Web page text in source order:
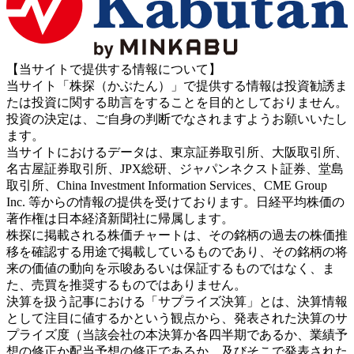
【当サイトで提供する情報について】
当サイト「株探（かぶたん）」で提供する情報は投資勧誘ま
たは投資に関する助言をすることを目的としておりません。
投資の決定は、ご自身の判断でなされますようお願いいたし
ます。
当サイトにおけるデータは、東京証券取引所、大阪取引所、
名古屋証券取引所、JPX総研、ジャパンネクスト証券、堂島
取引所、China Investment Information Services、CME Group
Inc. 等からの情報の提供を受けております。日経平均株価の
著作権は日本経済新聞社に帰属します。
株探に掲載される株価チャートは、その銘柄の過去の株価推
移を確認する用途で掲載しているものであり、その銘柄の将
来の価値の動向を示唆あるいは保証するものではなく、ま
た、売買を推奨するものではありません。
決算を扱う記事における「サプライズ決算」とは、決算情報
として注目に値するかという観点から、発表された決算のサ
プライズ度（当該会社の本決算か各四半期であるか、業績予
想の修正か配当予想の修正であるか、及びそこで発表された